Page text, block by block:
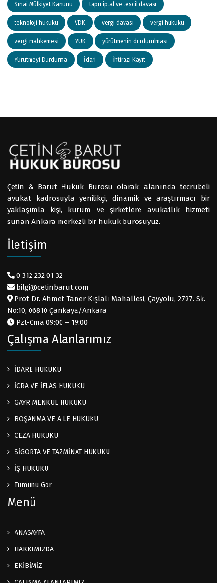
Sınai Mülkiyet Kanunu tapu iptal ve tescil davası
teknoloji hukuku VDK vergi davası vergi hukuku
vergi mahkemesi VUK yürütmenin durdurulması
Yürütmeyi Durdurma İdari İhtirazi Kayıt
Çetin & Barut Hukuk Bürosu olarak; alanında tecrübeli
avukat kadrosuyla yenilikçi, dinamik ve araştırmacı bir
yaklaşımla kişi, kurum ve şirketlere avukatlık hizmeti
sunan Ankara merkezli bir hukuk bürosuyuz.
İletişim
0 312 232 01 32
bilgi@cetinbarut.com
Prof. Dr. Ahmet Taner Kışlalı Mahallesi, Çayyolu, 2797. Sk.
No:10, 06810 Çankaya/Ankara
Pzt-Cma 09:00 – 19:00
Çalışma Alanlarımız
İDARE HUKUKU
İCRA VE İFLAS HUKUKU
GAYRİMENKUL HUKUKU
BOŞANMA VE AİLE HUKUKU
CEZA HUKUKU
SİGORTA VE TAZMİNAT HUKUKU
İŞ HUKUKU
Tümünü Gör
Menü
ANASAYFA
HAKKIMIZDA
EKİBİMİZ